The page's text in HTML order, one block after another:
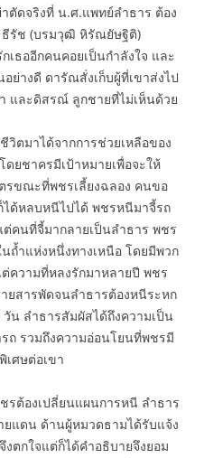
ตัดจริงที่ น.ศ.แพทย์ลำธาร ต้อง
ธีรัช (บรมวุฒิ หิรัณยัษฐิติ)
ธออีกคนคอยเป็นกำลังใจ และ
ย่างดี ดารัณสั่งเก็บผู้ที่เขาส่งไป
และดิสรณ์ ลูกชายที่ไม่เห็นด้วย
ตมาได้จากการช่วยเหลือของ
ยชาครมีเป้าหมายเพื่อจะให้
รขณะที่พชรเลี้ยงฉลอง คนขอ
ด้หลบหนีไปได้ พชรหนีมาจี้รถ
คนที่จี้มากลายเป็นลำธาร พชร
ถ้ำแห่งหนึ่งทางเหนือ โดยมีพวก
ความที่หลงรักมาหลายปี พชร
ยสารพัดจนลำธารต้องหนีระหก
วัน ลำธารสัมผัสได้ถึงความเป็น
ถ รวมถึงความอ่อนโยนที่พชรมี
เศษต่อเขา
รต้องเปลี่ยนแผนการหนี ลำธาร
แดน ด้านผู้หมวดธามได้รับแจ้ง
ตกใจแต่ก็ได้คำอธิบายจึงยอม